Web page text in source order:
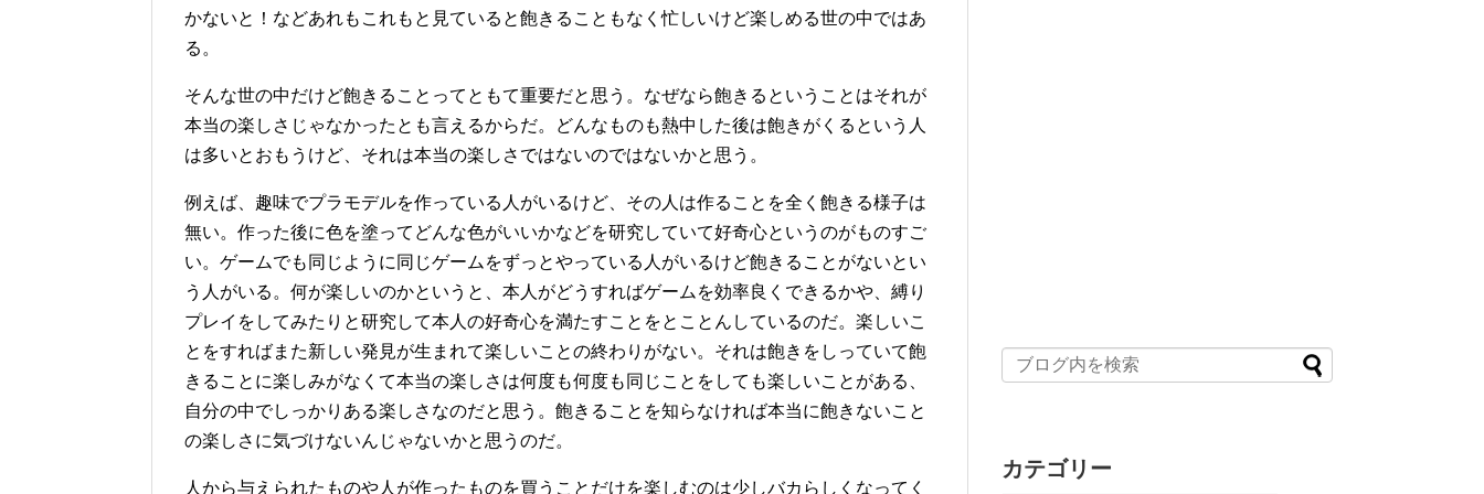
かないと！などあれもこれもと見ていると飽きることもなく忙しいけど楽しめる世の中ではあ
る。
そんな世の中だけど飽きることってともて重要だと思う。なぜなら飽きるということはそれが
本当の楽しさじゃなかったとも言えるからだ。どんなものも熱中した後は飽きがくるという人
は多いとおもうけど、それは本当の楽しさではないのではないかと思う。
例えば、趣味でプラモデルを作っている人がいるけど、その人は作ることを全く飽きる様子は
無い。作った後に色を塗ってどんな色がいいかなどを研究していて好奇心というのがものすご
い。ゲームでも同じように同じゲームをずっとやっている人がいるけど飽きることがないとい
う人がいる。何が楽しいのかというと、本人がどうすればゲームを効率良くできるかや、縛り
プレイをしてみたりと研究して本人の好奇心を満たすことをとことんしているのだ。楽しいこ
とをすればまた新しい発見が生まれて楽しいことの終わりがない。それは飽きをしっていて飽
きることに楽しみがなくて本当の楽しさは何度も何度も同じことをしても楽しいことがある、
自分の中でしっかりある楽しさなのだと思う。飽きることを知らなければ本当に飽きないこと
の楽しさに気づけないんじゃないかと思うのだ。
人から与えられたものや人が作ったものを買うことだけを楽しむのは少しバカらしくなってく
カテゴリー